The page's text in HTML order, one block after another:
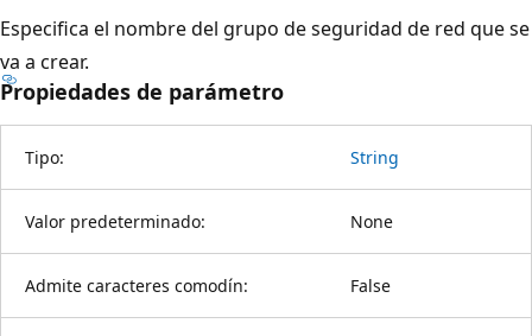
Especifica el nombre del grupo de seguridad de red que se
va a crear.
Propiedades de parámetro
Tipo: String
Valor predeterminado: None
Admite caracteres comodín: False